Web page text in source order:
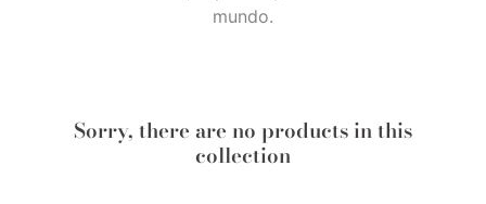
mundo.
Sorry, there are no products in this
collection